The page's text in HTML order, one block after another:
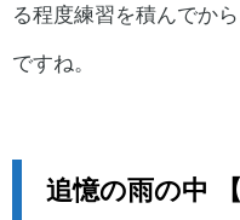
る程度練習を積んでか
ですね。
追憶の雨の中 【